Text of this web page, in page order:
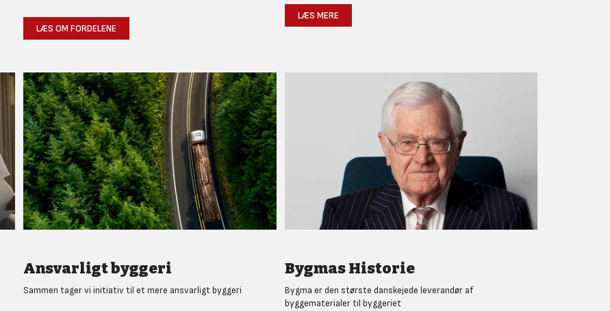
LÆS OM FORDELENE
LÆS MERE
Ansvarligt byggeri
Sammen tager vi initiativ til et mere ansvarligt byggeri
Bygmas Historie
Bygma er den største danskejede leverandør af
byggematerialer til byggeriet